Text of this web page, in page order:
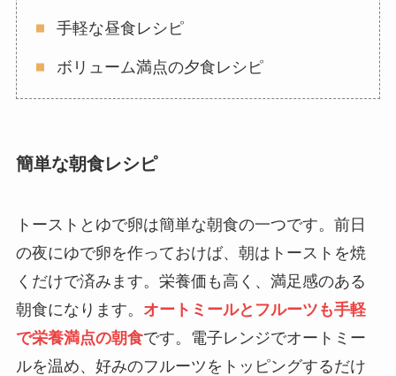
手軽な昼食レシピ
ボリューム満点の夕食レシピ
簡単な朝食レシピ
トーストとゆで卵は簡単な朝食の一つです。前日
の夜にゆで卵を作っておけば、朝はトーストを焼
くだけで済みます。栄養価も高く、満足感のある
朝食になります。 オートミールとフルーツも手軽
で栄養満点の朝食です。電子レンジでオートミー
ルを温め、好みのフルーツをトッピングするだけ